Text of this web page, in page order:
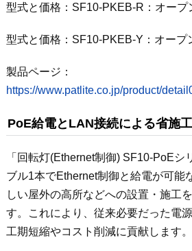
型式と価格：SF10-PKEB-R：オープ
型式と価格：SF10-PKEB-Y：オープ
製品ページ：
https://www.patlite.co.jp/product/
PoE給電とLAN接続による省施工
「回転灯(Ethernet制御) SF10-PoEシ
ブル1本でEthernet制御と給電が可能
しい屋外の高所などへの設置・施工
す。これにより、従来必要だった電
工期短縮やコスト削減に貢献します。